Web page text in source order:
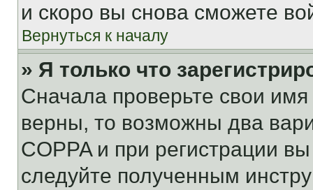
и скоро вы снова сможете
Вернуться к началу
» Я только что
Сначала проверьте свои
верны, то возможны два
COPPA и при регистрации
следуйте полученным